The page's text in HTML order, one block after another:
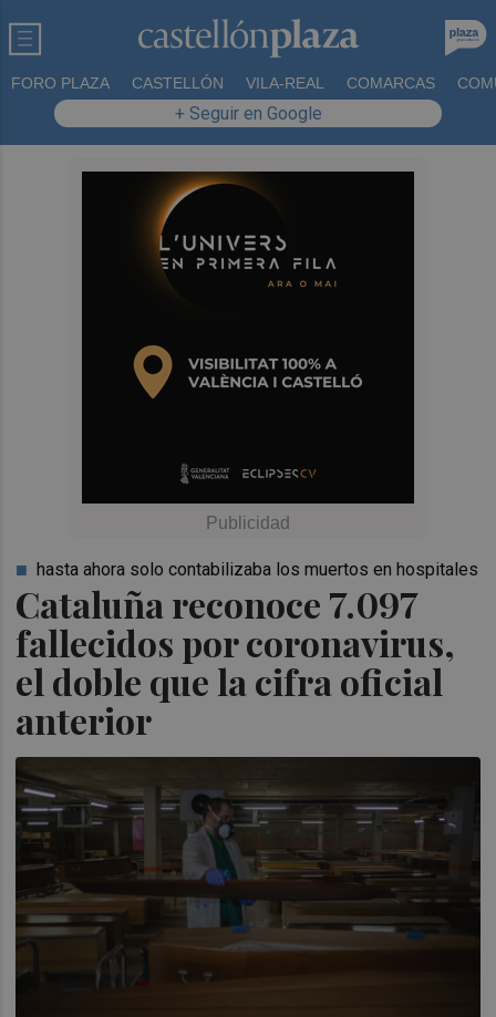
FORO PLAZA CASTELLÓN VILA-REAL COMARCAS
+ Seguir en Google
Cataluña reconoce 7.097
fallecidos por coronavirus,
el doble que la cifra oficial
anterior
hasta ahora solo contabilizaba los muertos en hospitales